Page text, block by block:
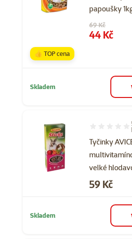
papoušky
Původní cena
69 Kč
Cena
44 Kč
👍 TOP cena
Skladem
Tyčinky
velké
Hodnocení
Cena
59 Kč
Skladem